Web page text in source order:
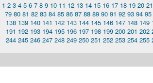
1 2 3 4 5 6 7 8 9 10 11 12 13 14 15 16 17 18 19 20 21
79 80 81 82 83 84 85 86 87 88 89 90 91 92 93 94 95
138 139 140 141 142 143 144 145 146 147 148 149
191 192 193 194 195 196 197 198 199 200 201 202
244 245 246 247 248 249 250 251 252 253 254 255